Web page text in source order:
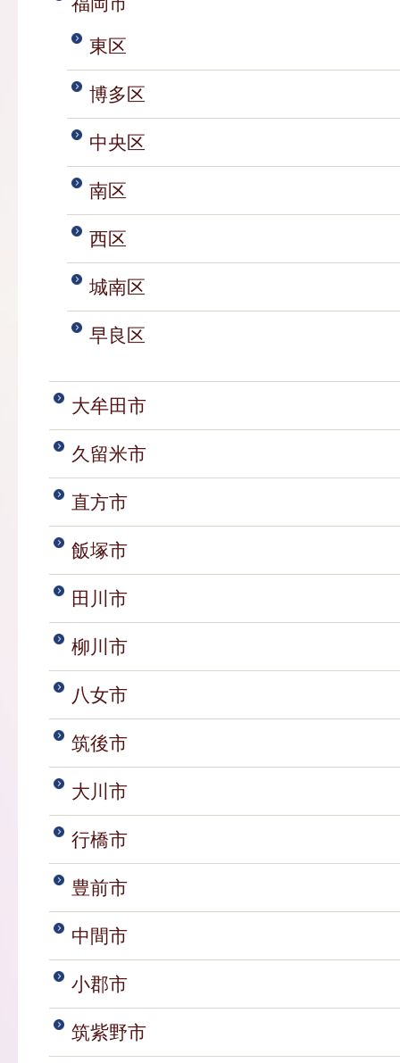
東区
博多区
中央区
南区
西区
城南区
早良区
大牟田市
久留米市
直方市
飯塚市
田川市
柳川市
八女市
筑後市
大川市
行橋市
豊前市
中間市
小郡市
筑紫野市